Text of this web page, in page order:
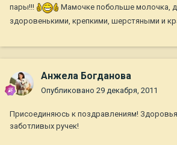
пары!!!
Мамочке побольше молочка,
здоровенькими, крепкими, шерстяными и
Анжела Богданова
Опубликовано 29 декабря, 2011
Присоединяюсь к поздравлениям!
заботливых ручек!